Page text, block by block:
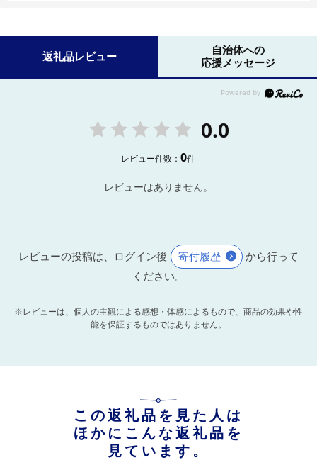
返礼品レビュー
自治体への
応援メッセージ
0.0
レビュー件数：0件
レビューはありません。
レビューの投稿は、ログイン後 寄付履歴
から行って
ください。
※レビューは、個人の主観による感想・体感によるもので、商品の効果や性
能を保証するものではありません。
この返礼品を見た人は
ほかにこんな返礼品を
見ています。